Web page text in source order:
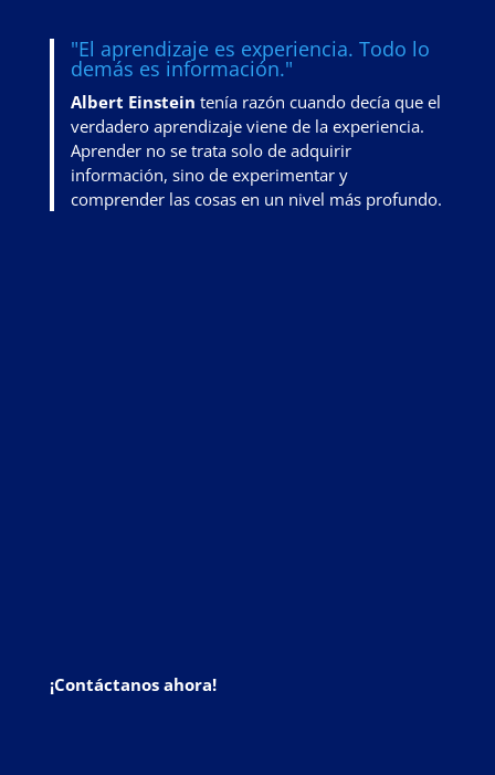
"El aprendizaje es experiencia. Todo lo
demás es información."
Albert Einstein tenía razón cuando decía que el
verdadero aprendizaje viene de la experiencia.
Aprender no se trata solo de adquirir
información, sino de experimentar y
comprender las cosas en un nivel más profundo.
¡Contáctanos ahora!